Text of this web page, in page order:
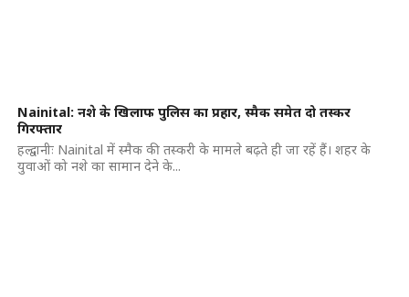
Nainital: नशे के खिलाफ पुलिस का प्रहार, स्मैक समेत दो तस्कर
गिरफ्तार
हल्द्वानीः Nainital में स्मैक की तस्करी के मामले बढ़ते ही जा रहें हैं। शहर के
युवाओं को नशे का सामान देने के...